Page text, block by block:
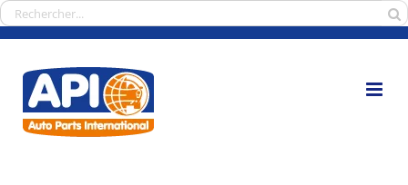
Passer
au
Rechercher: